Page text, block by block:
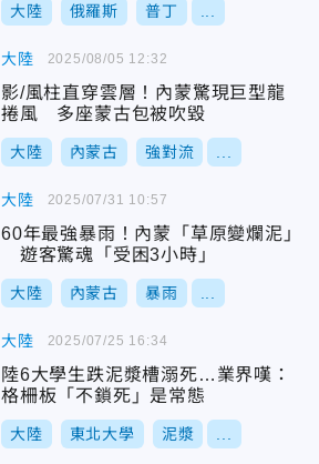
大陸 俄羅斯 普丁
大陸
影/風柱直穿雲層！內蒙驚現巨型龍
捲風 多座蒙古包被吹毀
大陸 內蒙古 強對流
2025/08/05 12:32
大陸
60年最強暴雨！內蒙「草原變爛泥」
遊客驚魂「受困3小時」
大陸 內蒙古 暴雨
2025/07/31 10:57
大陸
陸6大學生跌泥漿槽溺死…業界嘆：
格柵板「不鎖死」是常態
大陸 東北大學 泥漿
2025/07/25 16:34